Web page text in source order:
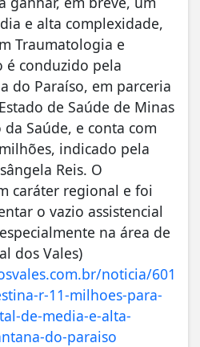
e alta complexidade,
Traumatologia e
conduzido pela
do Paraíso, em parceria
de Saúde de Minas
Saúde, e conta com
indicado pela
Reis. O
caráter regional e foi
o vazio assistencial
na área de
dos Vales)
noticia/601
r-11-milhoes-para-
de-media-e-alta-
do-paraiso